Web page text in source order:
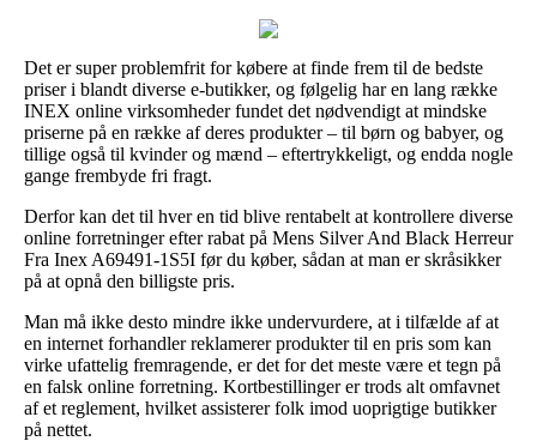
Det er super problemfrit for købere at finde frem til de bedste
priser i blandt diverse e-butikker, og følgelig har en lang række
INEX online virksomheder fundet det nødvendigt at mindske
priserne på en række af deres produkter – til børn og babyer, og
tillige også til kvinder og mænd – eftertrykkeligt, og endda nogle
gange frembyde fri fragt.
Derfor kan det til hver en tid blive rentabelt at kontrollere diverse
online forretninger efter rabat på Mens Silver And Black Herreur
Fra Inex A69491-1S5I før du køber, sådan at man er skråsikker
på at opnå den billigste pris.
Man må ikke desto mindre ikke undervurdere, at i tilfælde af at
en internet forhandler reklamerer produkter til en pris som kan
virke ufattelig fremragende, er det for det meste være et tegn på
en falsk online forretning. Kortbestillinger er trods alt omfavnet
af et reglement, hvilket assisterer folk imod uoprigtige butikker
på nettet.